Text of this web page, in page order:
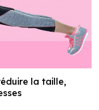
la taille,